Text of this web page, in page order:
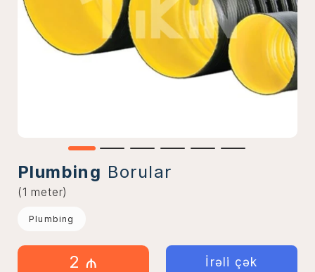
Plumbing Borular
(1 meter)
Plumbing
2 ₼ İrəli çək